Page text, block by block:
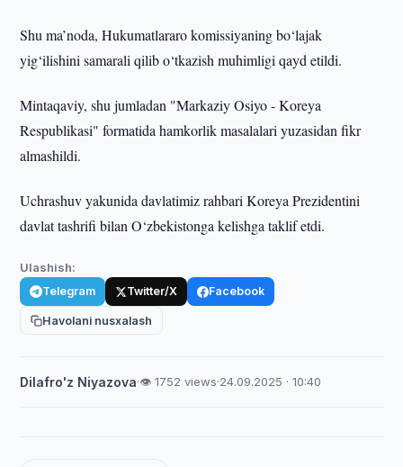
Shu ma’noda, Hukumatlararo komissiyaning bo‘lajak
yig‘ilishini samarali qilib o‘tkazish muhimligi qayd etildi.
Mintaqaviy, shu jumladan "Markaziy Osiyo - Koreya
Respublikasi" formatida hamkorlik masalalari yuzasidan fikr
almashildi.
Uchrashuv yakunida davlatimiz rahbari Koreya Prezidentini
davlat tashrifi bilan O‘zbekistonga kelishga taklif etdi.
Ulashish:
Telegram Twitter/X Facebook
Havolani nusxalash
Dilafro'z Niyazova·👁 1752 views·24.09.2025 · 10:40